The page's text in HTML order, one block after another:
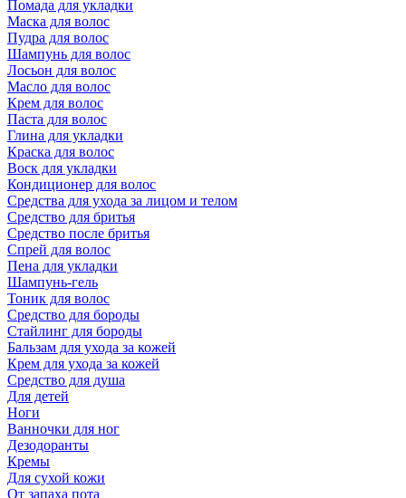
Помада для укладки
Маска для волос
Пудра для волос
Шампунь для волос
Лосьон для волос
Масло для волос
Крем для волос
Паста для волос
Глина для укладки
Краска для волос
Воск для укладки
Кондиционер для волос
Средства для ухода за лицом и телом
Средство для бритья
Средство после бритья
Спрей для волос
Пена для укладки
Шампунь-гель
Тоник для волос
Средство для бороды
Стайлинг для бороды
Бальзам для ухода за кожей
Крем для ухода за кожей
Средство для душа
Для детей
Ноги
Ванночки для ног
Дезодоранты
Кремы
Для сухой кожи
От запаха пота